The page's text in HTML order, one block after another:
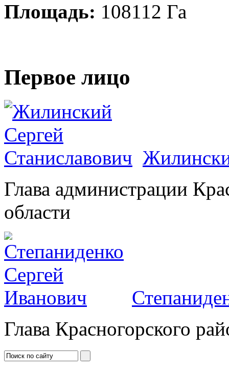
Площадь: 108112 Га
Первое лицо
Глава администрации
области
Глава Красногорского